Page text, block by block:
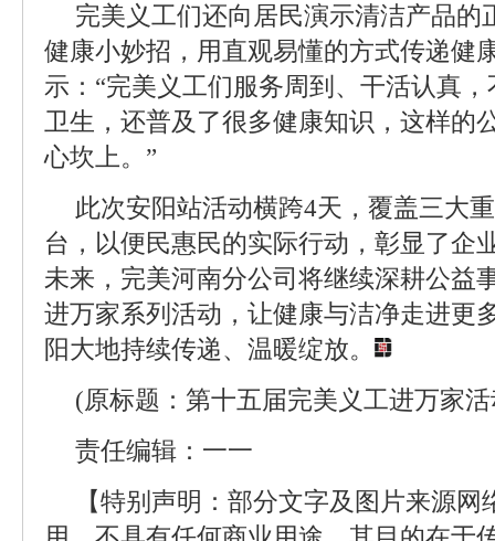
完美义工们还向居民演示清洁产品的
健康小妙招，用直观易懂的方式传递健
示：“完美义工们服务周到、干活认真
卫生，还普及了很多健康知识，这样的
心坎上。”
此次安阳站活动横跨4天，覆盖三大
台，以便民惠民的实际行动，彰显了企
未来，完美河南分公司将继续深耕公益
进万家系列活动，让健康与洁净走进更
阳大地持续传递、温暖绽放。
(原标题：第十五届完美义工进万家
责任编辑：一一
【特别声明：部分文字及图片来源